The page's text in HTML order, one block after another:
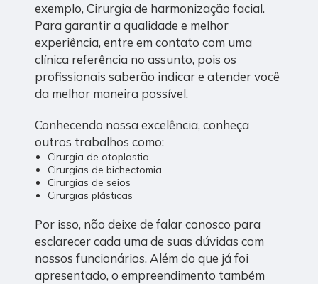
exemplo, Cirurgia de harmonização facial.
Para garantir a qualidade e melhor
experiência, entre em contato com uma
clínica referência no assunto, pois os
profissionais saberão indicar e atender você
da melhor maneira possível.
Conhecendo nossa excelência, conheça
outros trabalhos como:
Cirurgia de otoplastia
Cirurgias de bichectomia
Cirurgias de seios
Cirurgias plásticas
Por isso, não deixe de falar conosco para
esclarecer cada uma de suas dúvidas com
nossos funcionários. Além do que já foi
apresentado, o empreendimento também